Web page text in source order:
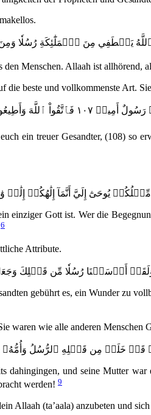
يَصۡطَفِي مِنَ ٱلۡمَلَٰٓئِكَةِ رُسُلٗا
den Menschen. Allaah ist allhörend,
die beste und vollkommenste Art.
ein treuer Gesandter, (108) so
يُوحَىٰٓ إِلَيَّ أَنَّمَآ إِلَٰهُكُمۡ إِلَٰهٞ
einziger Gott ist. Wer die
6
Attribute.
أَرۡسَلۡنَا رُسُلٗا مِّن قَبۡلِكَ
gebührt es, ein Wunder zu
waren wie alle anderen Menschen
خَلَتۡ مِن قَبۡلِهِ ٱلرُّسُلُ وَأُمُّهُۥ
und seine Mutter war
werden! 9
Allaah (ta’aala) anzubeten und